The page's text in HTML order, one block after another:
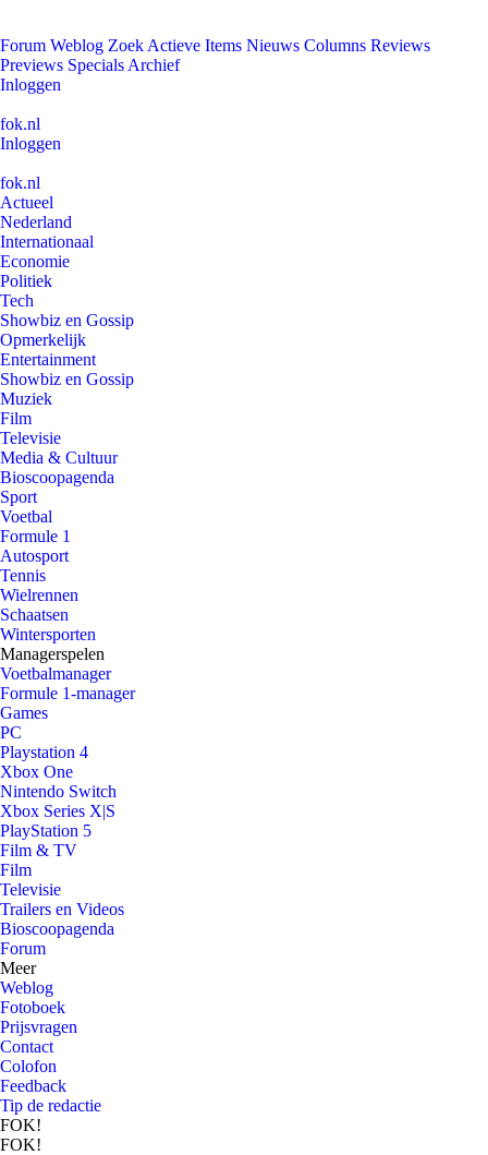
Forum Weblog Zoek Actieve Items Nieuws Columns Reviews
Previews Specials Archief
Inloggen
fok.nl
Inloggen
fok.nl
Actueel
Nederland
Internationaal
Economie
Politiek
Tech
Showbiz en Gossip
Opmerkelijk
Entertainment
Showbiz en Gossip
Muziek
Film
Televisie
Media & Cultuur
Bioscoopagenda
Sport
Voetbal
Formule 1
Autosport
Tennis
Wielrennen
Schaatsen
Wintersporten
Managerspelen
Voetbalmanager
Formule 1-manager
Games
PC
Playstation 4
Xbox One
Nintendo Switch
Xbox Series X|S
PlayStation 5
Film & TV
Film
Televisie
Trailers en Videos
Bioscoopagenda
Forum
Meer
Weblog
Fotoboek
Prijsvragen
Contact
Colofon
Feedback
Tip de redactie
FOK!
FOK!